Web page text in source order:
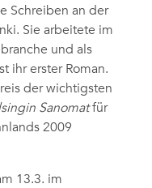
Schreiben an der
Sie arbeitete im
und als
ihr erster Roman.
der wichtigsten
Sanomatfür
2009
13.3. im